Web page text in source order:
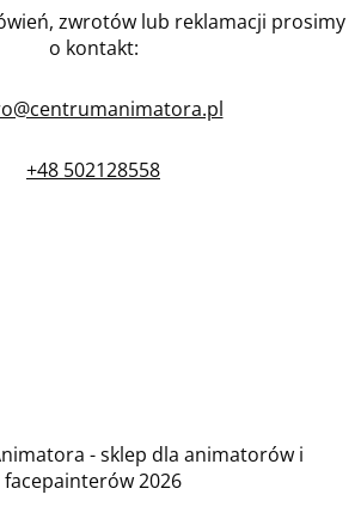
zwrotów lub reklamacji prosimy
o kontakt:
+48 502128558
- sklep dla animatorów i
facepainterów 2026